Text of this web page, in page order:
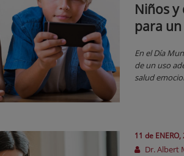
Niños y
para
En el Día
de un uso
salud
11 de ENERO,
Dr. Albert